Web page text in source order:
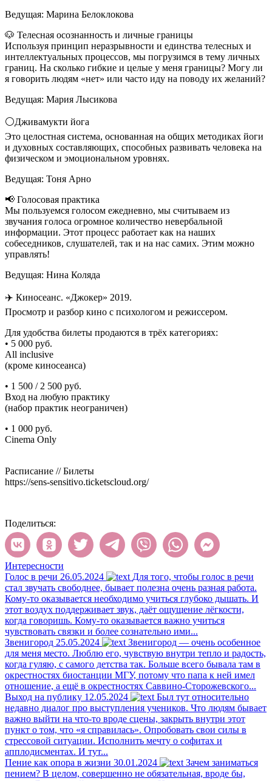
Ведущая: Марина Белоклокова
🐶 Телесная осознанность и личные границы
Используя принцип неразрывности и единства телесных и
интеллектуальных процессов, мы погрузимся в тему личных
границ. На сколько гибкие и целые у меня границы? Могу ли
я говорить людям «нет» или часто иду на поводу их желаний?
Ведущая: Мария Лысикова
⚪️Дживамукти йога
Это целостная система, основанная на общих методиках йоги
и духовных составляющих, способных развивать человека на
физическом и эмоциональном уровнях.
Ведущая: Тоня Арно
📢 Голосовая практика
Мы пользуемся голосом ежедневно, мы считываем из
звучания голоса огромное количество невербальной
информации. Этот процесс работает как на наших
собеседников, слушателей, так и на нас самих. Этим можно
управлять!
Ведущая: Нина Коляда
✈️ Киносеанс. «Джокер» 2019.
Просмотр и разбор кино с психологом и режиссером.
Для удобства билеты продаются в трёх категориях:
• 5 000 руб.
All inclusive
(кроме киносеанса)
• 1 500 / 2 500 руб.
Вход на любую практику
(набор практик неограничен)
• 1 000 руб.
Cinema Only
Расписание // Билеты
https://sens-sensitivo.ticketscloud.org/
Поделиться:
Интересности
Голос в речи 26.05.2024
Для того, чтобы голос в речи
стал звучать свободнее, бывает полезна очень разная работа.
Кому-то оказывается необходимо учиться глубоко дышать. И
этот воздух поддерживает звук, даёт ощущение лёгкости,
когда говоришь. Кому-то оказывается важно учиться
чувствовать связки и более сознательно ими...
Звенигород 25.05.2024
Звенигород — очень особенное
для меня место. Люблю его, чувствую внутри тепло и радость,
когда гуляю, с самого детства так. Больше всего бывала там в
окрестностях биостанции МГУ, потому что папа к ней имел
отношение, а ещё в окрестностях Саввино-Сторожевского...
Выход на публику 12.05.2024
Был тут относительно
недавно диалог про выступления учеников. Что людям бывает
важно выйти на что-то вроде сцены, закрыть внутри этот
пункт о том, что «я справилась». Опробовать свои силы в
стрессовой ситуации. Исполнить мечту о софитах и
апплодисментах. И тут...
Пение как опора в жизни 30.01.2024
Зачем заниматься
пением? В целом, совершенно не обязательная, вроде бы,